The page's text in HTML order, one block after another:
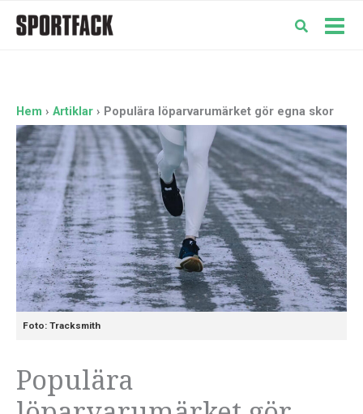
Hem Artiklar Populära löparvarumärket gör egna skor
Foto: Tracksmith
Populära